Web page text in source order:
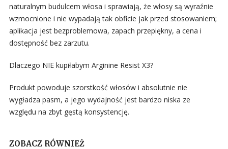
naturalnym budulcem włosa i sprawiają, że włosy są wyraźnie
wzmocnione i nie wypadają tak obficie jak przed stosowaniem;
aplikacja jest bezproblemowa, zapach przepiękny, a cena i
dostępność bez zarzutu.
Dlaczego NIE kupiłabym Arginine Resist X3?
Produkt powoduje szorstkość włosów i absolutnie nie
wygładza pasm, a jego wydajność jest bardzo niska ze
względu na zbyt gęstą konsystencję.
ZOBACZ RÓWNIEŻ